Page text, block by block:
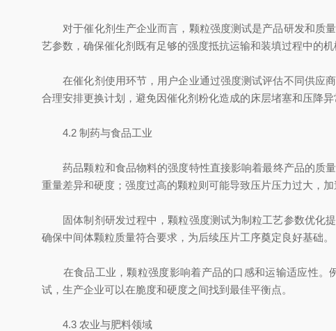
对于催化剂生产企业而言，颗粒强度测试是产品研发和质量
艺参数，确保催化剂既有足够的强度抵抗运输和装填过程中的
在催化剂使用环节，用户企业通过强度测试评估不同供应商
合理安排更换计划，避免因催化剂粉化造成的床层堵塞和压降异
4.2 制药与食品工业
药品颗粒和食品物料的强度特性直接影响着最终产品的质
重量差异和硬度；强度过高的颗粒则可能导致压片压力过大，加
固体制剂研发过程中，颗粒强度测试为制粒工艺参数优化提
确保中间体颗粒质量符合要求，为后续压片工序奠定良好基础。
在食品工业，颗粒强度影响着产品的口感和运输适应性。
试，生产企业可以在脆度和硬度之间找到最佳平衡点。
4.3 农业与肥料领域